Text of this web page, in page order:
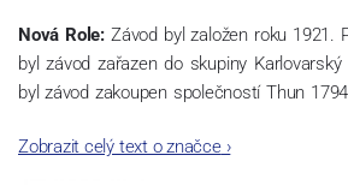
Nová Role: Závod byl založen roku 1921.
byl závod zařazen do skupiny
byl závod zakoupen společností Thun
společnosti a v jejím areálu jsou umístěny i
Zobrazit celý text o značce›